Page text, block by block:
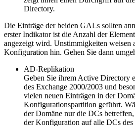
Directory.
Die Einträge der beiden GALs sollten
erster Indikator ist die Anzahl der
angezeigt wird. Unstimmigkeiten weisen
Konfiguration hin. Gehen Sie dann
AD-Replikation
Geben Sie ihrem Active Directory
des Exchange 2000/2003 und
vielen neuen Einträgen in der
Konfigurationspartition geführt.
der Domäne nur die DCs
der Konfiguration auf alle DCs des